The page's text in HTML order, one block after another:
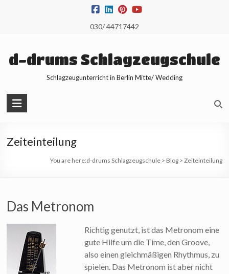
030/ 44717442
d-drums Schlagzeugschule
Schlagzeugunterricht in Berlin Mitte/ Wedding
Zeiteinteilung
You are here:d-drums Schlagzeugschule> Blog> Zeiteinteilung
Das Metronom
Richtig genutzt, ist das Metronom eine
gute Hilfe um die Time, den Groove,
also einen gleichmäßigen Rhythmus, zu
spielen. Das Metronom ist aber nicht